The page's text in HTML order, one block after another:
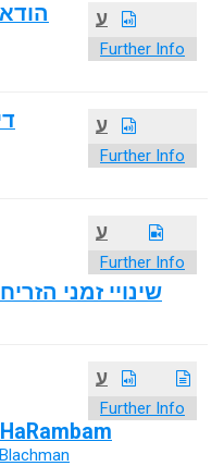
ע
Further Info
ע
Further Info
ע
Further Info
שינויי זמני
ע
Further Info